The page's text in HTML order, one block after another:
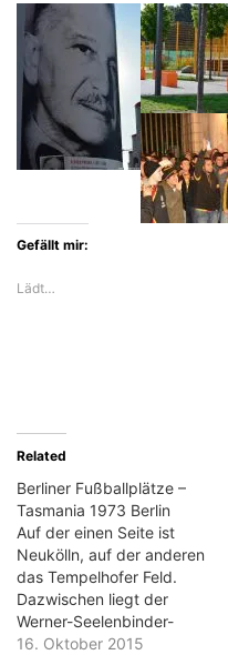
Gefällt mir:
Lädt…
Related
Berliner Fußballplätze –
Tasmania 1973 Berlin
Auf der einen Seite ist
Neukölln, auf der anderen
das Tempelhofer Feld.
Dazwischen liegt der
Werner-Seelenbinder-
Sportpark, auf dessen
16. Oktober 2015